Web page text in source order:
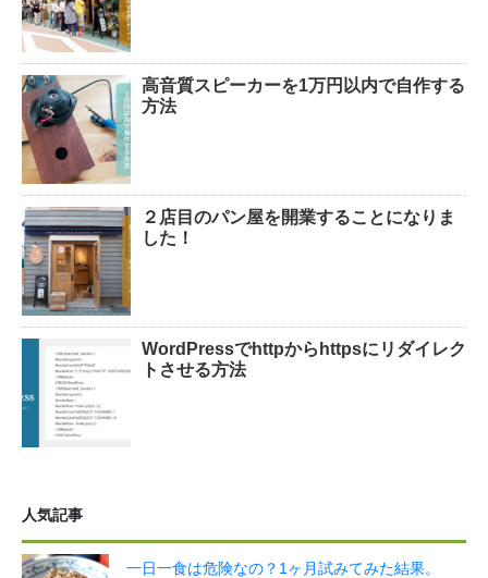
高音質スピーカーを1万円以内で自作する
方法
２店目のパン屋を開業することになりま
した！
WordPressでhttpからhttpsにリダイレク
トさせる方法
人気記事
一日一食は危険なの？1ヶ月試みてみた結果。